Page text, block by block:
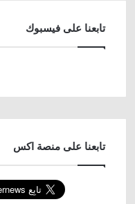
تابعنا على فيسبوك
تابعنا على منصة اكس